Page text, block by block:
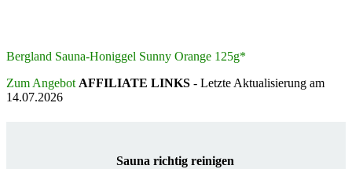
Bergland Sauna-Honiggel Sunny Orange 125g*
Zum Angebot AFFILIATE LINKS - Letzte Aktualisierung am
14.07.2026
Sauna richtig reinigen